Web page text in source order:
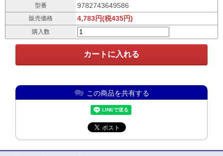
型番 9782743649586
販売価格 4,783円(税435円)
購入数
この商品を共有する